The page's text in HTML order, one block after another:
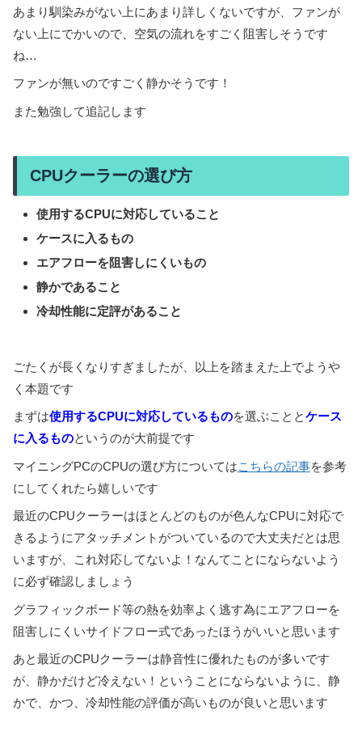
あまり馴染みがない上にあまり詳しくないですが、ファンが
ない上にでかいので、空気の流れをすごく阻害しそうです
ね…
ファンが無いのですごく静かそうです！
また勉強して追記します
CPUクーラーの選び方
使用するCPUに対応していること
ケースに入るもの
エアフローを阻害しにくいもの
静かであること
冷却性能に定評があること
ごたくが長くなりすぎましたが、以上を踏まえた上でようや
く本題です
まずは使用するCPUに対応しているものを選ぶこととケース
に入るものというのが大前提です
マイニングPCのCPUの選び方についてはこちらの記事を参考
にしてくれたら嬉しいです
最近のCPUクーラーはほとんどのものが色んなCPUに対応で
きるようにアタッチメントがついているので大丈夫だとは思
いますが、これ対応してないよ！なんてことにならないよう
に必ず確認しましょう
グラフィックボード等の熱を効率よく逃す為にエアフローを
阻害しにくいサイドフロー式であったほうがいいと思います
あと最近のCPUクーラーは静音性に優れたものが多いです
が、静かだけど冷えない！ということにならないように、静
かで、かつ、冷却性能の評価が高いものが良いと思います